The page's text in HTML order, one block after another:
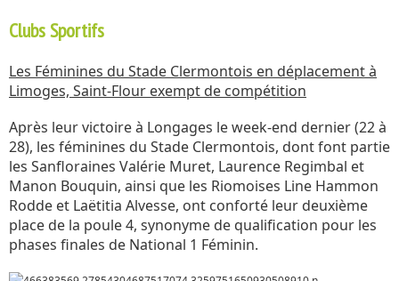
Clubs Sportifs
Les Féminines du Stade Clermontois en déplacement à
Limoges, Saint-Flour exempt de compétition
Après leur victoire à Longages le week-end dernier (22 à
28), les féminines du Stade Clermontois, dont font partie
les Sanfloraines Valérie Muret, Laurence Regimbal et
Manon Bouquin, ainsi que les Riomoises Line Hammon
Rodde et Laëtitia Alvesse, ont conforté leur deuxième
place de la poule 4, synonyme de qualification pour les
phases finales de National 1 Féminin.